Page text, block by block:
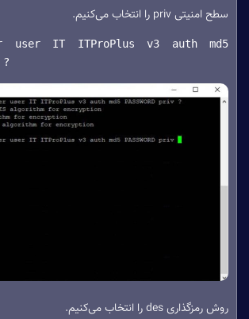
سطح امنیتی priv را انتخاب می‌کنیم.
user IT ITProPlus v3 auth md5
?
روش رمزگذاری des را انتخاب می‌کنیم.